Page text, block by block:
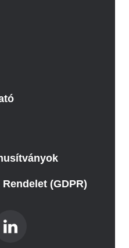
(GDPR)